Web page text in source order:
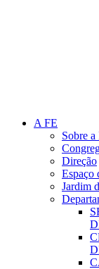
A FE
Sobre a
Direção
Espaço
Jardim